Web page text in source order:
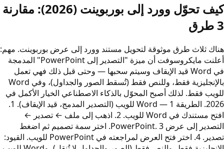
كيف تحوّل وورد إلى بوربوينت (2026): مقارنة
3 طرق
هناك ثلاث طرق موثوقة لتحويل مستند وورد إلى عرض بوربوينت. مهم:
أعلنت مايكروسوفت أن ميزة "التصدير إلى PowerPoint" المدمجة
في Word قيد الإيقاف وسيتم سحبها — وحتى قبل ذلك فهي تعمل
بالإنجليزية فقط، وللنص فقط (تُسقط الصور والجداول)، وفي Word
للويب فقط. لذلك أصبح المحوّل بالذكاء الاصطناعي الخيار الأكمل في
2026. الطريقة 1 — Word للويب (التصدير المدمج، قيد الإيقاف). 1.
افتح مستندك في Word للويب. 2. اذهب إلى ملف ← تصدير ←
التصدير إلى عرض PowerPoint. 3. اختر سمة تصميم ثم اضغط
تصدير. 4. اختر فتح العرض لمراجعته في PowerPoint للويب. القيود: